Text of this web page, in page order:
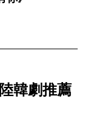
韓劇推薦